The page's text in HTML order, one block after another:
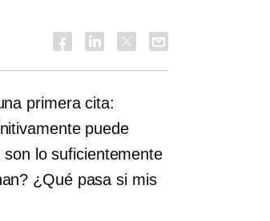
primera cita:
puede
lo suficientemente
¿Qué pasa si mis